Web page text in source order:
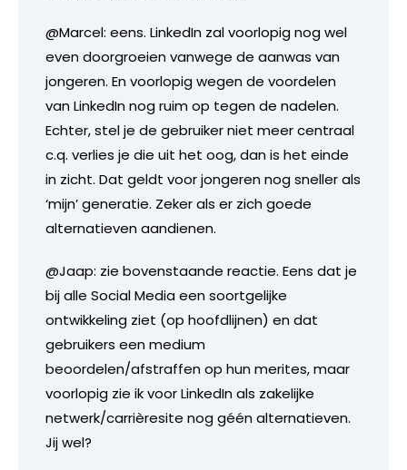
@Marcel: eens. LinkedIn zal voorlopig nog wel
even doorgroeien vanwege de aanwas van
jongeren. En voorlopig wegen de voordelen
van LinkedIn nog ruim op tegen de nadelen.
Echter, stel je de gebruiker niet meer centraal
c.q. verlies je die uit het oog, dan is het einde
in zicht. Dat geldt voor jongeren nog sneller als
‘mijn’ generatie. Zeker als er zich goede
alternatieven aandienen.
@Jaap: zie bovenstaande reactie. Eens dat je
bij alle Social Media een soortgelijke
ontwikkeling ziet (op hoofdlijnen) en dat
gebruikers een medium
beoordelen/afstraffen op hun merites, maar
voorlopig zie ik voor LinkedIn als zakelijke
netwerk/carrièresite nog géén alternatieven.
Jij wel?